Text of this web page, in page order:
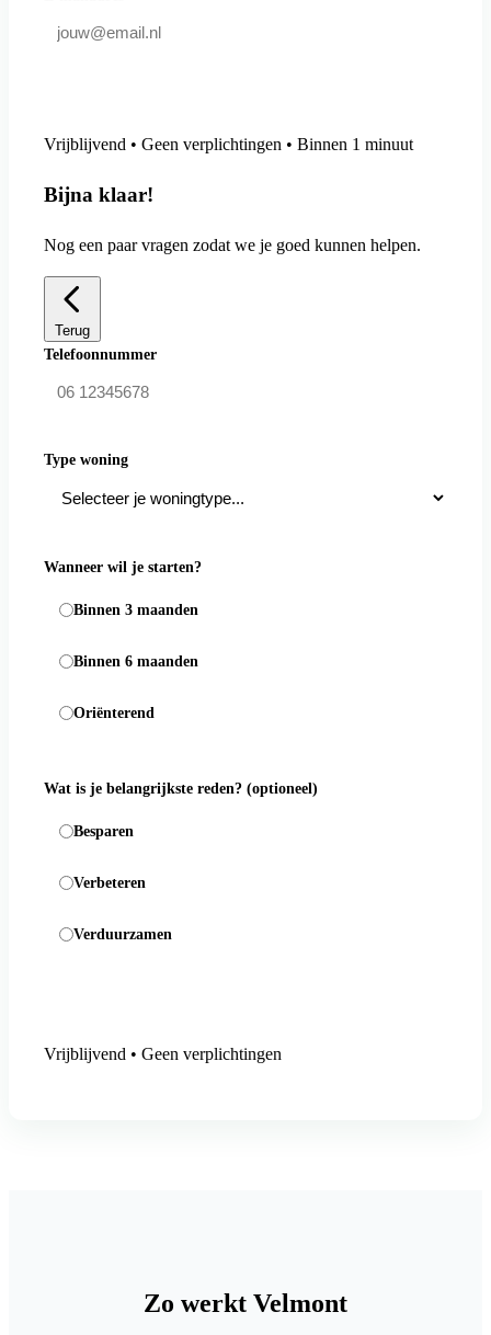
Vrijblijvend • Geen verplichtingen • Binnen 1 minuut
Bijna klaar!
Nog een paar vragen zodat we je goed kunnen helpen.
Terug
Telefoonnummer
Type woning
Wanneer wil je starten?
Binnen 3 maanden
Binnen 6 maanden
Oriënterend
Wat is je belangrijkste reden? (optioneel)
Besparen
Verbeteren
Verduurzamen
Vrijblijvend • Geen verplichtingen
Zo werkt Velmont